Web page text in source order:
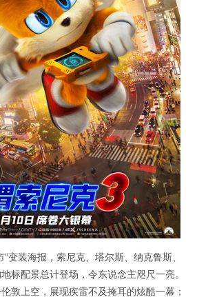
变装海报，索尼克、塔尔斯、纳克鲁斯、
标配景总计登场，令东说念主咫尺一亮。
敦上空，展现疾雷不及掩耳的炫酷一幕；